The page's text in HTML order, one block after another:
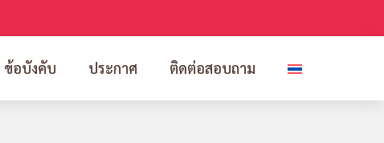
ข้อบังคับ ประกาศ ติดต่อสอบถาม